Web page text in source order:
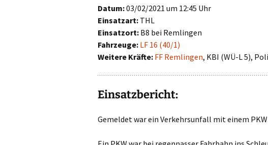
Jugendfeuerwehr
Kinderfeuerwehr
Datum:03/02/2021 um 12:45 Uhr
Einsatzart: THL
Einsatzort: B8 bei Remlingen
Fahrzeuge: LF 16 (40/1)
Weitere Kräfte: FF Remlingen, KBI (WÜ-L 5),
Einsatzbericht:
Gemeldet war ein Verkehrsunfall mit einem